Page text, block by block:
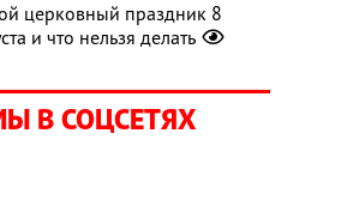
церковный праздник 8
и что нельзя делать
В СОЦСЕТЯХ